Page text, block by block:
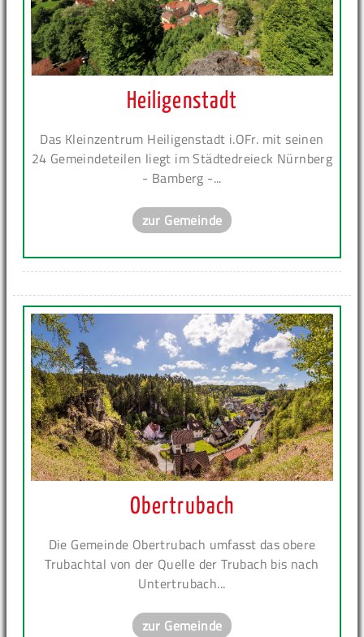
Heiligenstadt
Das Kleinzentrum Heiligenstadt i.OFr. mit seinen
24 Gemeindeteilen liegt im Städtedreieck Nürnberg
- Bamberg -...
zur Gemeinde
Obertrubach
Die Gemeinde Obertrubach umfasst das obere
Trubachtal von der Quelle der Trubach bis nach
Untertrubach...
zur Gemeinde